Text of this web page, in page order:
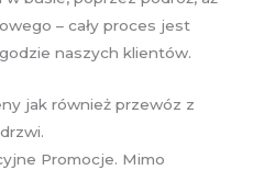
– cały proces jest
naszych klientów.
jak również przewóz z
Promocje. Mimo